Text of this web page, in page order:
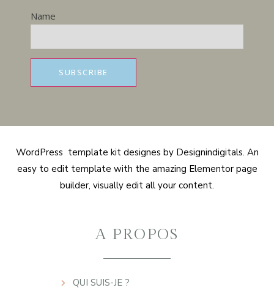
Name
WordPress template kit designes by Designindigitals. An
easy to edit template with the amazing Elementor page
builder, visually edit all your content.
A PROPOS
QUI SUIS-JE ?